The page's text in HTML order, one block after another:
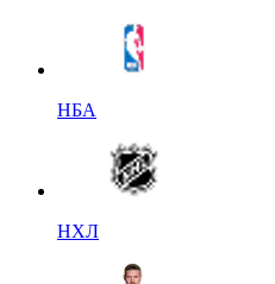
НБА
НХЛ